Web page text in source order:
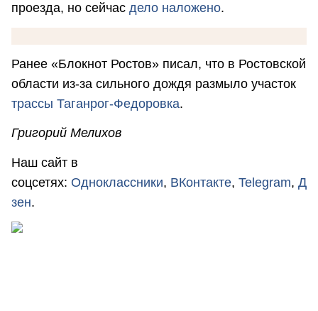
проезда, но сейчас дело наложено.
Ранее «Блокнот Ростов» писал, что в Ростовской
области из-за сильного дождя размыло участок
трассы Таганрог-Федоровка.
Григорий Мелихов
Наш сайт в
соцсетях: Одноклассники, ВКонтакте, Telegram, Д
зен.